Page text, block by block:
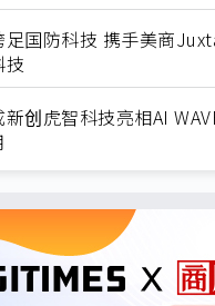
足国防科技 携手美商
技
创虎智科技亮相AI